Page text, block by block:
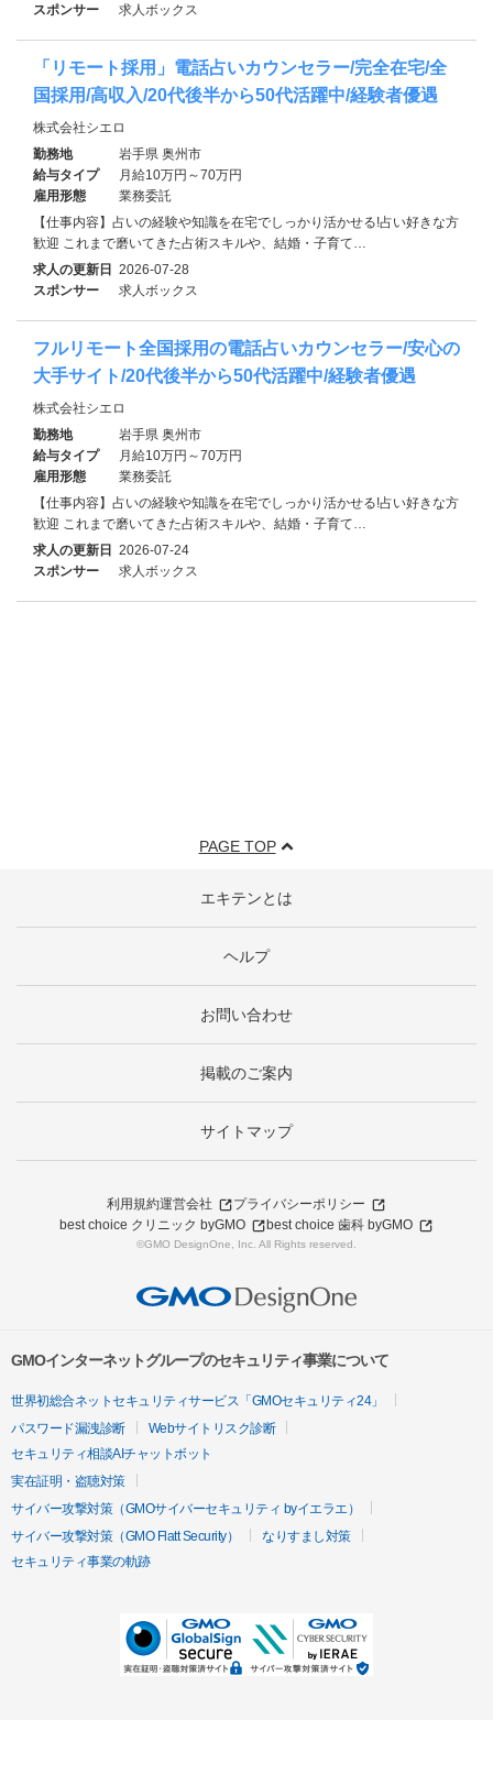
スポンサー
求人ボックス
「リモート採用」電話占いカウンセラー/完全在宅/全
国採用/高収入/20代後半から50代活躍中/経験者優遇
株式会社シエロ
勤務地
岩手県 奥州市
給与タイプ
月給10万円～70万円
雇用形態
業務委託
【仕事内容】占いの経験や知識を在宅でしっかり活かせる!占い好きな方
歓迎 これまで磨いてきた占術スキルや、結婚・子育て…
求人の更新日 2026-07-28
スポンサー
求人ボックス
フルリモート全国採用の電話占いカウンセラー/安心の
大手サイト/20代後半から50代活躍中/経験者優遇
株式会社シエロ
勤務地
岩手県 奥州市
給与タイプ
月給10万円～70万円
雇用形態
業務委託
【仕事内容】占いの経験や知識を在宅でしっかり活かせる!占い好きな方
歓迎 これまで磨いてきた占術スキルや、結婚・子育て…
求人の更新日 2026-07-24
スポンサー
求人ボックス
PAGE TOP
エキテンとは
ヘルプ
お問い合わせ
掲載のご案内
サイトマップ
利用規約運営会社
プライバシーポリシー
best choice クリニック byGMO
best choice 歯科 byGMO
©GMO DesignOne, Inc. All Rights reserved.
GMOインターネットグループのセキュリティ事業について
世界初総合ネットセキュリティサービス「GMOセキュリティ24」
パスワード漏洩診断
Webサイトリスク診断
セキュリティ相談AIチャットボット
実在証明・盗聴対策
サイバー攻撃対策（GMOサイバーセキュリティ byイエラエ）
サイバー攻撃対策（GMO Flatt Security）
なりすまし対策
セキュリティ事業の軌跡